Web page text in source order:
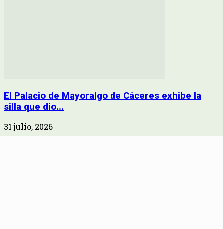
El Palacio de Mayoralgo de Cáceres exhibe la
silla que dio...
31 julio, 2026